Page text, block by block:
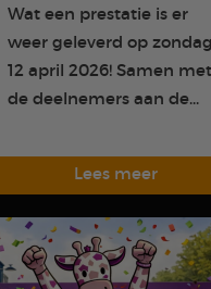
Wat een prestatie is er
weer geleverd op zondag
12 april 2026! Samen met
de deelnemers aan de...